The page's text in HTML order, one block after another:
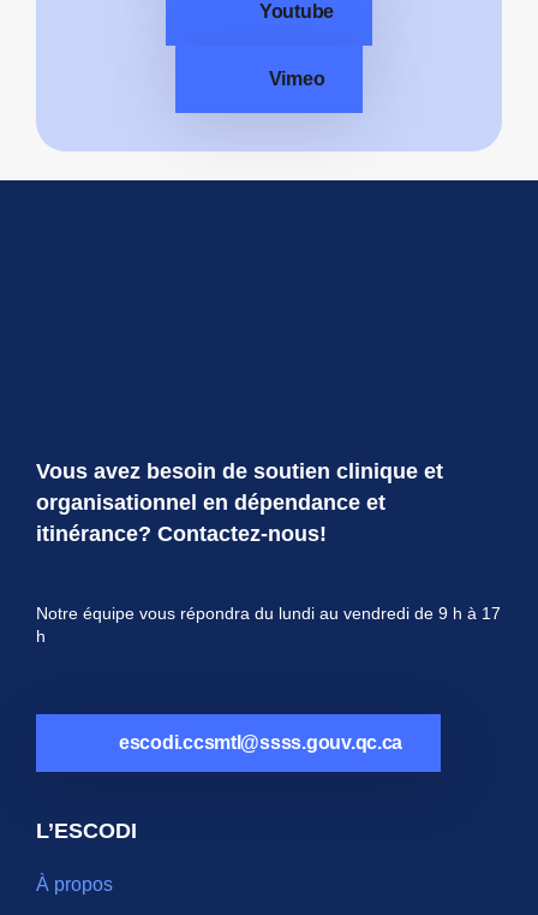
Youtube
Vimeo
Vous avez besoin de soutien clinique et
organisationnel en dépendance et
itinérance? Contactez-nous!
Notre équipe vous répondra du lundi au vendredi de 9 h à 17
h
escodi.ccsmtl@ssss.gouv.qc.ca
L’ESCODI
À propos